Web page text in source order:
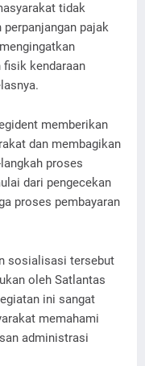
tidak
pajak
fisik kendaraan
memberikan
dan membagikan
proses
dari pengecekan
proses pembayaran
sosialisasi tersebut
oleh Satlantas
ini sangat
memahami
administrasi